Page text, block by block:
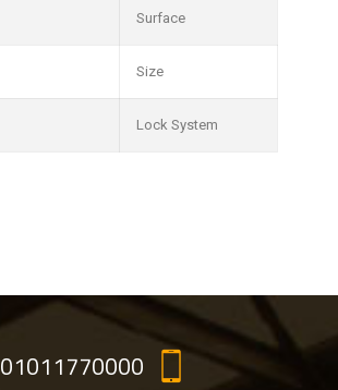
Surface
Size
Lock System
01011770000